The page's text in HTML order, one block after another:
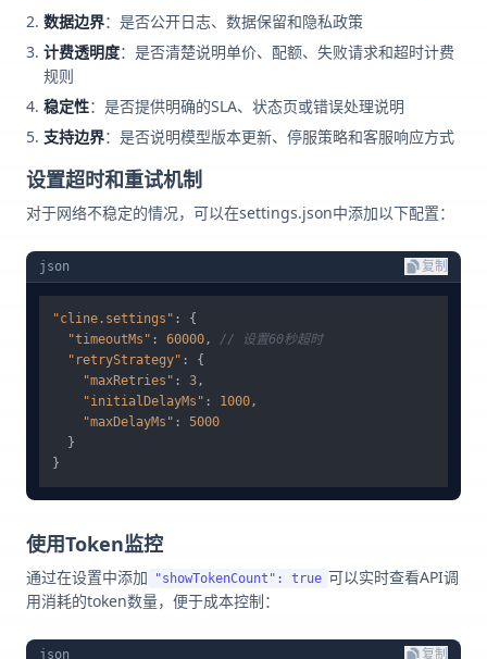
数据边界：是否公开日志、数据保留和隐私政策
计费透明度：是否清楚说明单价、配额、失败请求和超时计费
规则
稳定性：是否提供明确的SLA、状态页或错误处理说明
支持边界：是否说明模型版本更新、停服策略和客服响应方式
设置超时和重试机制
对于网络不稳定的情况，可以在settings.json中添加以下配置：
json 复制
"cline.settings" :
{
"timeoutMs" : 60000,
// 设置60秒超时
"retryStrategy" :
{
"maxRetries" : 3,
"initialDelayMs" : 1000,
"maxDelayMs" :
5000
}
}
使用Token监控
通过在设置中添加 "showTokenCount": true 可以实时查看API调
用消耗的token数量，便于成本控制：
json 复制